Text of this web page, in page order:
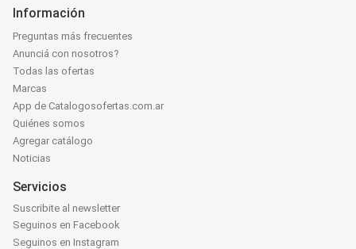
Información
Preguntas más frecuentes
Anunciá con nosotros?
Todas las ofertas
Marcas
App de Catalogosofertas.com.ar
Quiénes somos
Agregar catálogo
Noticias
Servicios
Suscribite al newsletter
Seguinos en Facebook
Seguinos en Instagram